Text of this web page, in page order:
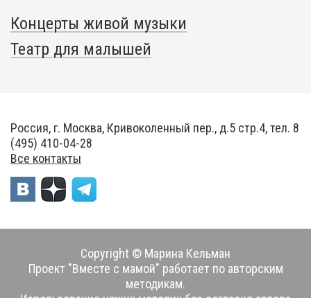
Концерты живой музыки
Театр для малышей
Россия, г. Москва, Кривоколенный пер., д.5 стр.4, тел. 8
(495) 410-04-28
Все контакты
Copyright © Марина Кельман
Проект "Вместе с мамой" работает по авторским
методикам.